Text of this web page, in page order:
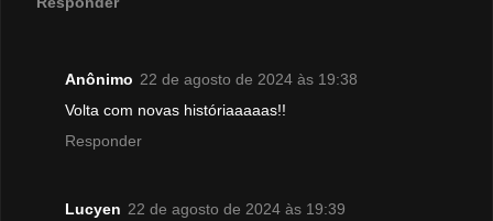
Anônimo 22 de agosto de 2024 às 19:38
Volta com novas históriaaaaas!!
Responder
Lucyen 22 de agosto de 2024 às 19:39